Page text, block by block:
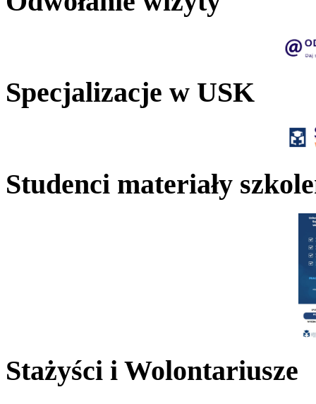
Specjalizacje w USK
Studenci materiały
Stażyści i Wolontariusze